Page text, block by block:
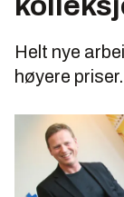
Helt nye
høyere priser.